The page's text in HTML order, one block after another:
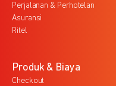
Perjalanan & Perhotelan
Asuransi
Ritel
Produk & Biaya
Checkout